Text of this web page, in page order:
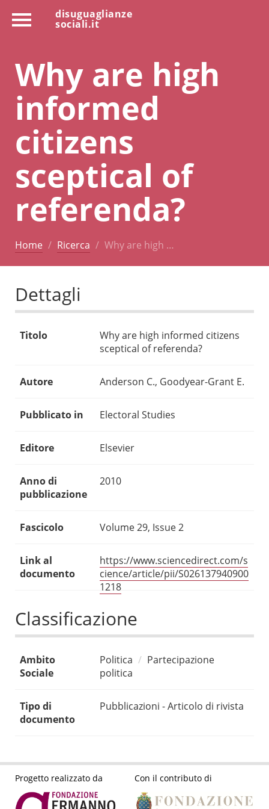
disuguaglianze
sociali.it
Why are high
informed
citizens
sceptical of
referenda?
Home Ricerca Why are high …
Dettagli
Titolo
Why are high informed citizens
sceptical of referenda?
Autore Anderson C., Goodyear-Grant E.
Pubblicato in Electoral Studies
Editore Elsevier
Anno di
pubblicazione
2010
Fascicolo Volume 29, Issue 2
Link al
documento
https://www.sciencedirect.com/s
cience/article/pii/S026137940900
1218
Classificazione
Ambito
Sociale
Politica
Partecipazione
politica
Tipo di
documento
Pubblicazioni - Articolo di rivista
Progetto realizzato da Con il contributo di